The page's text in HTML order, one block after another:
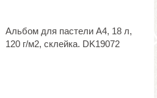
Альбом для пастели А4, 18 л,
120 г/м2, склейка. DK19072